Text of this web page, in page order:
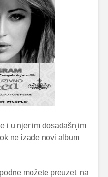
i u njenim dosadašnjim
ne izađe novi album
možete preuzeti na